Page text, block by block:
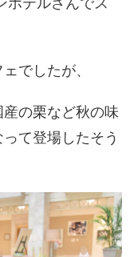
でしたが、
の栗など秋の味
て登場したそう